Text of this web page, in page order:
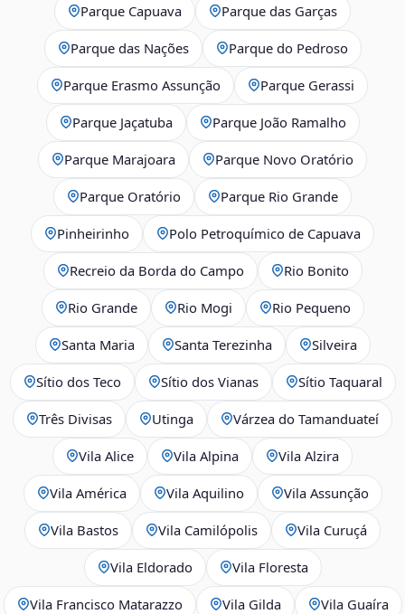
Parque Capuava Parque das Garças
Parque das Nações Parque do Pedroso
Parque Erasmo Assunção Parque Gerassi
Parque Jaçatuba Parque João Ramalho
Parque Marajoara Parque Novo Oratório
Parque Oratório Parque Rio Grande
Pinheirinho Polo Petroquímico de Capuava
Recreio da Borda do Campo Rio Bonito
Rio Grande Rio Mogi Rio Pequeno
Santa Maria Santa Terezinha Silveira
Sítio dos Teco Sítio dos Vianas Sítio Taquaral
Três Divisas Utinga Várzea do Tamanduateí
Vila Alice Vila Alpina Vila Alzira
Vila América Vila Aquilino Vila Assunção
Vila Bastos Vila Camilópolis Vila Curuçá
Vila Eldorado Vila Floresta
Vila Francisco Matarazzo Vila Gilda Vila Guaíra